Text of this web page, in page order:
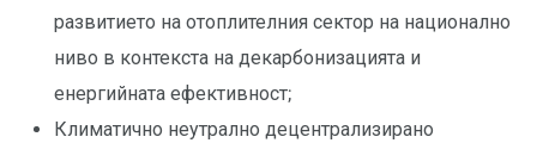
развитието на отоплителния сектор на национално
ниво в контекста на декарбонизацията и
енергийната ефективност;
Климатично неутрално децентрализирано